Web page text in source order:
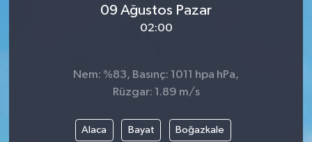
09 Ağustos Pazar
02:00
Nem: %83, Basınç: 1011 hpa hPa,
Rüzgar: 1.89 m/s
Alaca Bayat Boğazkale